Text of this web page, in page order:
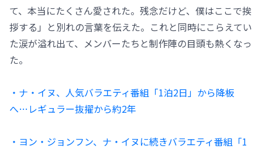
て、本当にたくさん愛された。残念だけど、僕はここで挨
拶する」と別れの言葉を伝えた。これと同時にこらえてい
た涙が溢れ出て、メンバーたちと制作陣の目頭も熱くなっ
た。
・ナ・イヌ、人気バラエティ番組「1泊2日」から降板
へ…レギュラー抜擢から約2年
・ヨン・ジョンフン、ナ・イヌに続きバラエティ番組「1